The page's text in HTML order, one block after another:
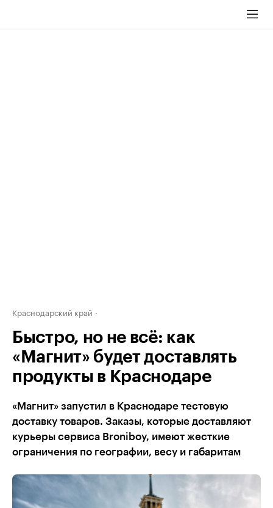
Краснодарский край
Быстро, но не всё: как
«Магнит» будет доставлять
продукты в Краснодаре
«Магнит» запустил в Краснодаре тестовую
доставку товаров. Заказы, которые доставляют
курьеры сервиса Broniboy, имеют жесткие
ограничения по географии, весу и габаритам